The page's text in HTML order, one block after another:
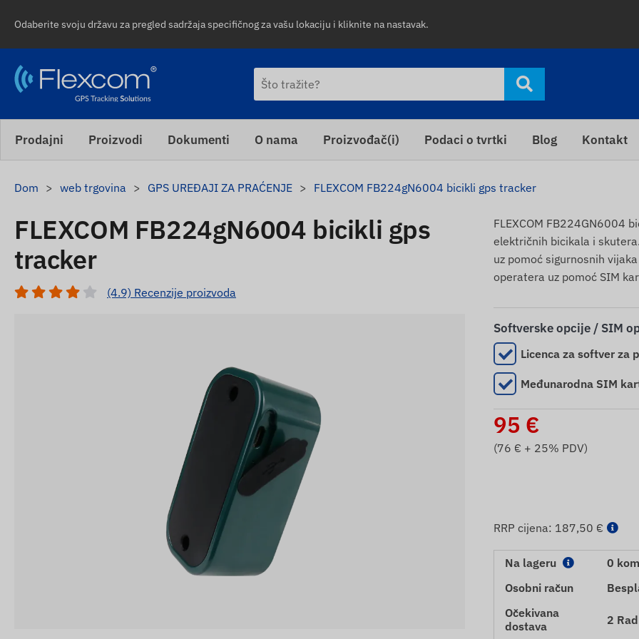
Odaberite svoju državu za pregled sadržaja specifičnog za vašu lokaciju i kliknite na nastavak.
Prodajni Proizvodi Dokumenti O nama Proizvođač(i) Podaci o tvrtki Blog Kontakt
Dom web trgovina GPS UREĐAJI ZA PRAĆENJE FLEXCOM FB224gN6004 bicikli gps tracker
FLEXCOM FB224gN6004 bicikli gps
tracker
(4.9) Recenzije proizvoda
FLEXCOM FB224GN6004
električnih bicikala i
uz pomoć sigurnosnih
operatera uz pomoć SIM
Softverske opcije / SIM
Licenca za softver za
Međunarodna SIM
95 €
(76 € + 25% PDV)
RRP cijena: 187,50 €
Na lageru
0 kom
Osobni račun
Očekivana
dostava
2